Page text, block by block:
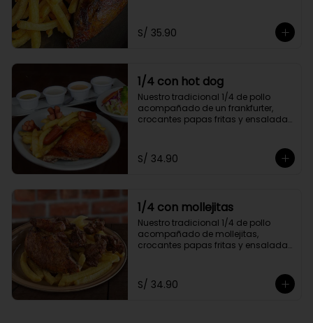
S/ 35.90
1/4 con hot dog
Nuestro tradicional 1/4 de pollo
acompañado de un frankfurter,
crocantes papas fritas y ensalada
S/ 34.90
1/4 con mollejitas
Nuestro tradicional 1/4 de pollo
acompañado de mollejitas,
crocantes papas fritas y ensalada
S/ 34.90